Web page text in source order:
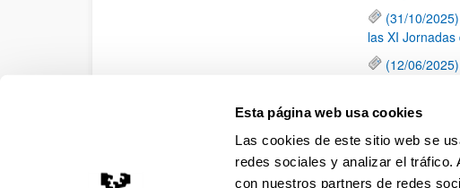
Esta página web usa cookies
Las cookies de este sitio web se
redes sociales y analizar el tráfico.
con nuestros partners de redes
(31/10/
las XI
(12/06/
una